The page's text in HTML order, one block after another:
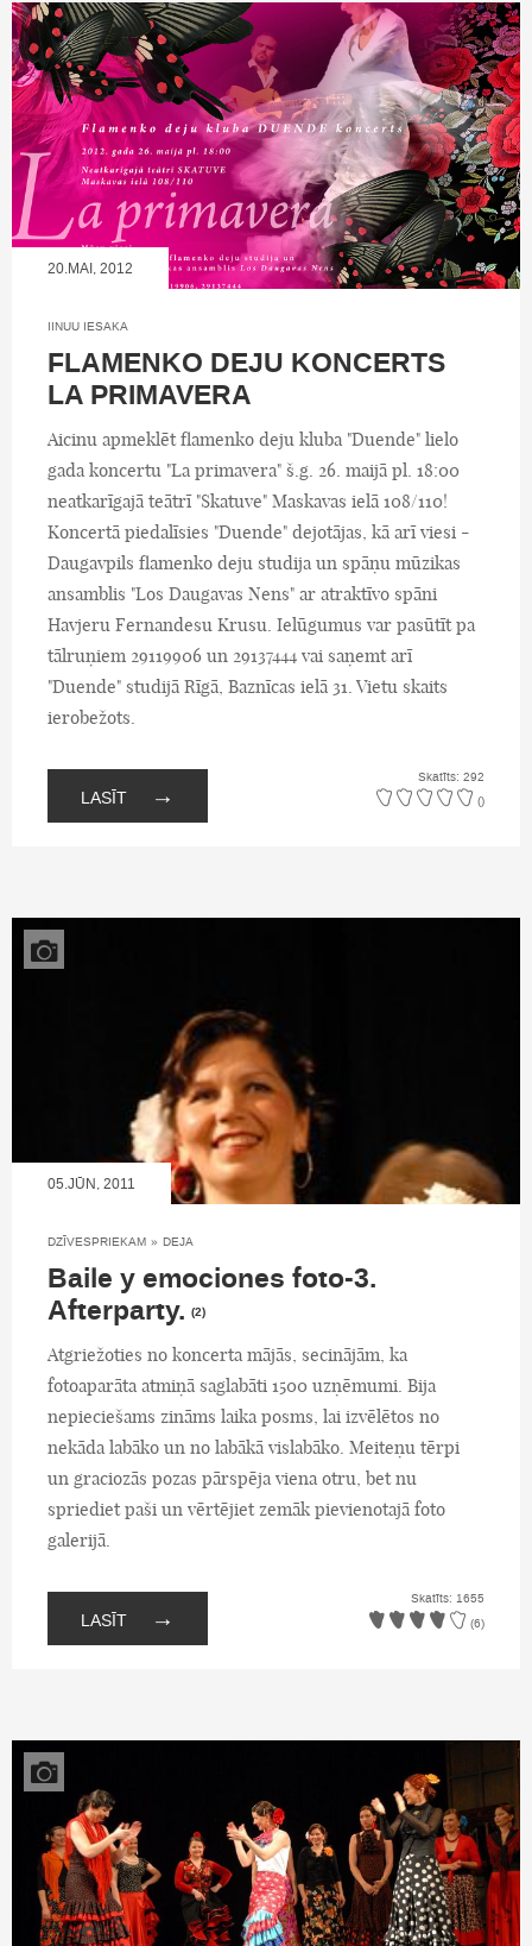
20.MAI, 2012
IINUU IESAKA
FLAMENKO DEJU KONCERTS
LA PRIMAVERA
Aicinu apmeklēt flamenko deju kluba "Duende" lielo
gada koncertu "La primavera" š.g. 26. maijā pl. 18:00
neatkarīgajā teātrī "Skatuve" Maskavas ielā 108/110!
Koncertā piedalīsies "Duende" dejotājas, kā arī viesi -
Daugavpils flamenko deju studija un spāņu mūzikas
ansamblis "Los Daugavas Nens" ar atraktīvo spāni
Havjeru Fernandesu Krusu. Ielūgumus var pasūtīt pa
tālruņiem 29119906 un 29137444 vai saņemt arī
"Duende" studijā Rīgā, Baznīcas ielā 31. Vietu skaits
ierobežots.
LASĪT →
Skatīts: 292
()
05.JŪN, 2011
DZĪVESPRIEKAM » DEJA
Baile y emociones foto-3.
Afterparty. (2)
Atgriežoties no koncerta mājās, secinājām, ka
fotoaparāta atmiņā saglabāti 1500 uzņēmumi. Bija
nepieciešams zināms laika posms, lai izvēlētos no
nekāda labāko un no labākā vislabāko. Meiteņu tērpi
un graciozās pozas pārspēja viena otru, bet nu
spriediet paši un vērtējiet zemāk pievienotajā foto
galerijā.
LASĪT →
Skatīts: 1655
(6)